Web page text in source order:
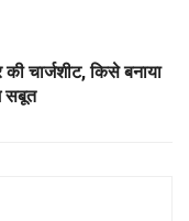
चार्जशीट, किसे बनाया
सबूत